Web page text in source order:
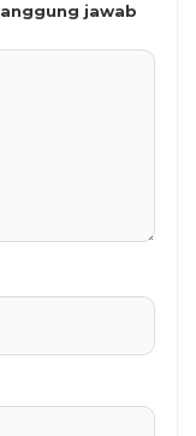
jawab